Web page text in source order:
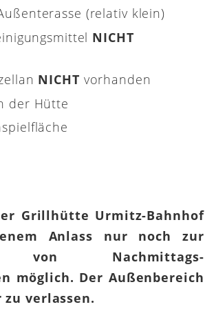
(relativ klein)
NICHT
NICHT vorhanden
der Hütte
Grillhütte Urmitz-Bahnhof
Anlass nur noch zur
von Nachmittags-
möglich. Der Außenbereich
zu verlassen.